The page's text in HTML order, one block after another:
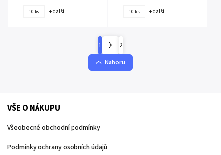
10 ks + další 10 ks + další
1
2
Nahoru
VŠE O NÁKUPU
Všeobecné obchodní podmínky
Podmínky ochrany osobních údajů